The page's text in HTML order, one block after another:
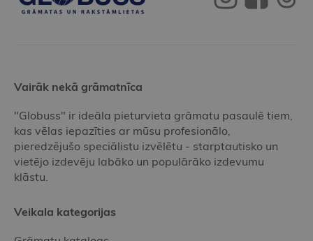
Vairāk nekā grāmatnīca
"Globuss" ir ideāla pieturvieta grāmatu pasaulē tiem,
kas vēlas iepazīties ar mūsu profesionālo,
pieredzējušo speciālistu izvēlētu - starptautisko un
vietējo izdevēju labāko un populārāko izdevumu
klāstu.
Veikala kategorijas